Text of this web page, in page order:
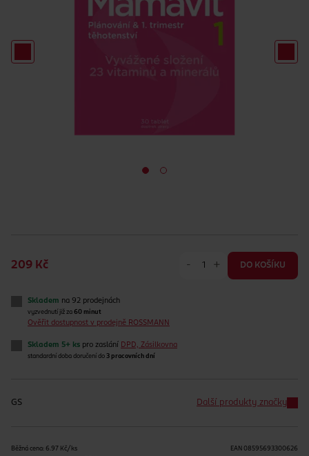
209 Kč - + DO KOŠÍKU
Skladem na 92 prodejnách
vyzvednutí již za 60 minut
Ověřit dostupnost v prodejně ROSSMANN
Skladem 5+ ks pro zaslání DPD, Zásilkovna
standardní doba doručení do 3 pracovních dní
GS Další produkty značky
Běžná cena: 6.97 Kč/ks
EAN 08595693300626